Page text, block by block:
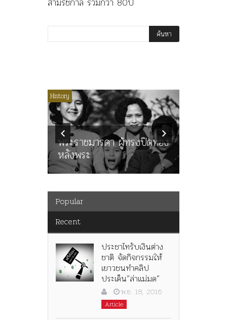
History
พระราชมารดา ผู้ทรงปิดทอง
หลังพระ
Popular
Recent
ประชาไทรับเงินต่าง
ชาติ จัดกิจกรรมให้
เยาวชนทำคลิป
ประเด็น”ล่าแม่มด”
พ.ย. 18, 2016
Article